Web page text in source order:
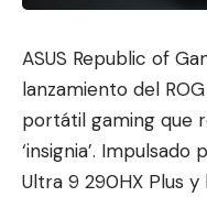
ASUS Republic of
lanzamiento del
portátil gaming que
‘insignia’. Impulsado
Ultra 9 290HX Plus y